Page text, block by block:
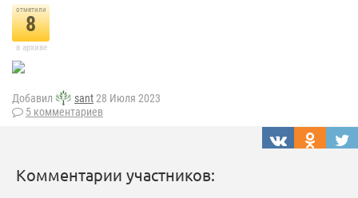
отметили
8
в архиве
Добавил sant28 Июля 2023
5 комментариев
Комментарии участников: